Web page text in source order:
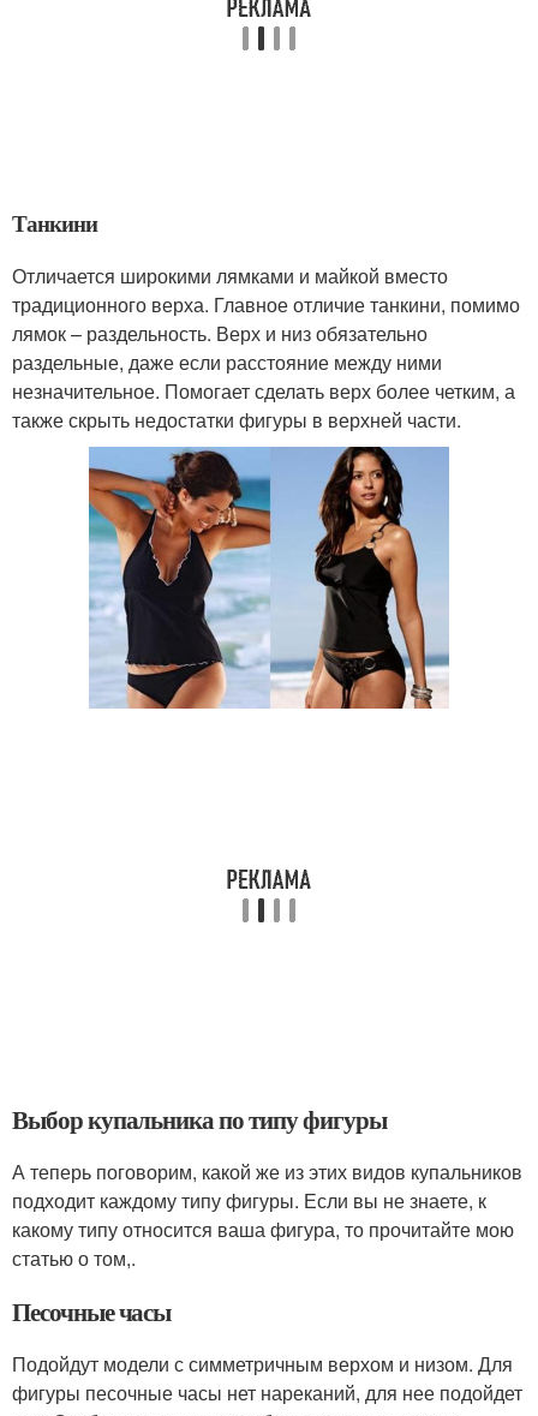
Танкини
Отличается широкими лямками и майкой вместо
традиционного верха. Главное отличие танкини, помимо
лямок – раздельность. Верх и низ обязательно
раздельные, даже если расстояние между ними
незначительное. Помогает сделать верх более четким, а
также скрыть недостатки фигуры в верхней части.
Выбор купальника по типу фигуры
А теперь поговорим, какой же из этих видов купальников
подходит каждому типу фигуры. Если вы не знаете, к
какому типу относится ваша фигура, то прочитайте мою
статью о том,.
Песочные часы
Подойдут модели с симметричным верхом и низом. Для
фигуры песочные часы нет нареканий, для нее подойдет